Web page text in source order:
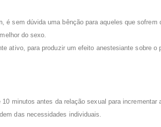
é sem dúvida uma bênção para aqueles que
do sexo.
ativo, para produzir um efeito anestesiante sobre o
minutos antes da relação sexual para incrementar
das necessidades individuais.